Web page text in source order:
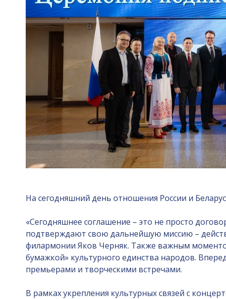
На сегодняшний день отношения России и
«Сегодняшнее соглашение – это не просто
подтверждают свою дальнейшую миссию –
филармонии Яков Черняк. Также важным
бумажкой» культурного единства народов.
премьерами и творческими встречами.
В рамках укрепления культурных связей с